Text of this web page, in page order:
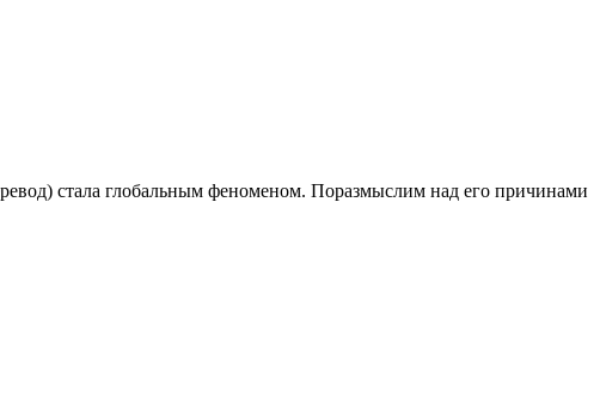
стала глобальным феноменом. Поразмыслим над его причинами